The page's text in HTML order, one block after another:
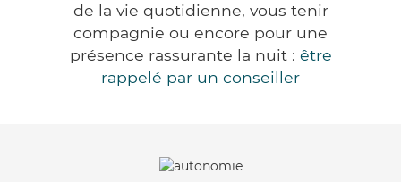
de la vie quotidienne, vous tenir
compagnie ou encore pour une
présence rassurante la nuit : être
rappelé par un conseiller